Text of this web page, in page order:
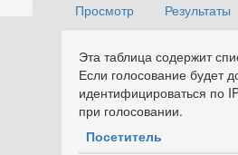
Главные
Просмотр Результаты
Эта таблица содержит
Если голосование будет
идентифицироваться по
при голосовании.
Посетитель